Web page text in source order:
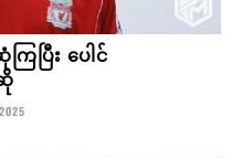
ြပြီး ပေါင်